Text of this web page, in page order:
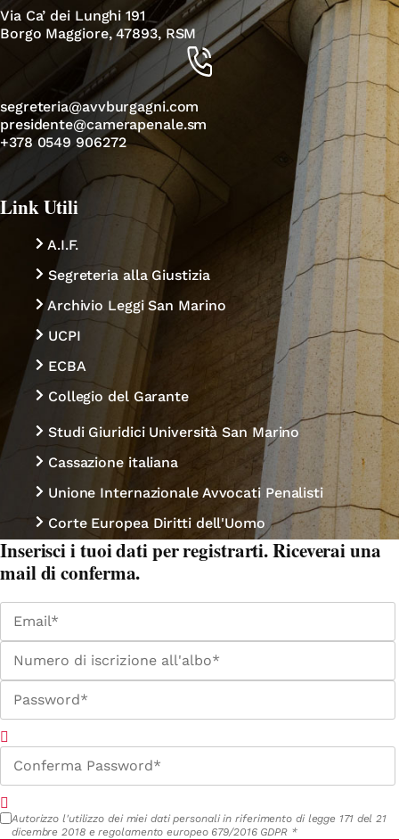
Via Ca’ dei Lunghi 191
Borgo Maggiore, 47893, RSM
segreteria@avvburgagni.com
presidente@camerapenale.sm
+378 0549 906272
Link Utili
A.I.F.
Segreteria alla Giustizia
Archivio Leggi San Marino
UCPI
ECBA
Collegio del Garante
Studi Giuridici Università San Marino
Cassazione italiana
Unione Internazionale Avvocati Penalisti
Corte Europea Diritti dell'Uomo
Inserisci i tuoi dati per registrarti. Riceverai una
mail di conferma.
Autorizzo l'utilizzo dei miei dati personali in riferimento di legge 171 del 21
dicembre 2018 e regolamento europeo 679/2016 GDPR *